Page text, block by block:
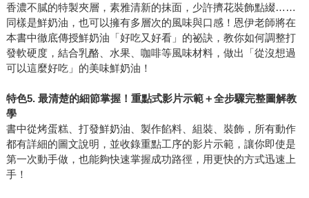
香濃不膩的特製夾層，素雅清新的抹面，少許擠花裝飾點綴……
同樣是鮮奶油，也可以擁有多層次的風味與口感！恩伊老師將在
本書中徹底傳授鮮奶油「好吃又好看」的祕訣，教你如何調整打
發軟硬度，結合乳酪、水果、咖啡等風味材料，做出「從沒想過
可以這麼好吃」的美味鮮奶油！
特色5. 最清楚的細節掌握！重點式影片示範＋全步驟完整圖解教
學
書中從烤蛋糕、打發鮮奶油、製作餡料、組裝、裝飾，所有動作
都有詳細的圖文說明，並收錄重點工序的影片示範，讓你即使是
第一次動手做，也能夠快速掌握成功路徑，用更快的方式迅速上
手！